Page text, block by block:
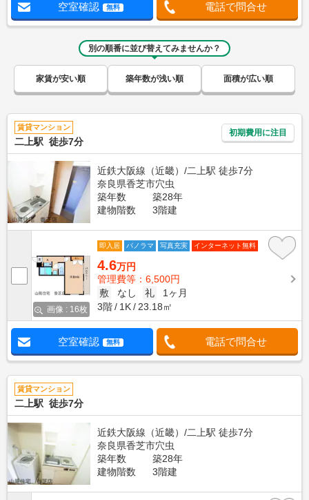
空室確認 無料 電話で問合せ
別の順番に並び替えてみませんか？
家賃が安い順 築年数が浅い順 面積が広い順
賃貸マンション
二上駅 徒歩7分
初期費用に注目
近鉄大阪線（近畿）/二上駅 徒歩7分
奈良県香芝市穴虫
築年数
築28年
建物階数
3階建
画像 : 16枚
即入居 パノラマ 写真充実 インターネット無料
4.6万円
管理費等：6,500円
敷
なし 礼
1ヶ月
3階
1K 23.18㎡
空室確認 無料 電話で問合せ
賃貸マンション
二上駅 徒歩7分
近鉄大阪線（近畿）/二上駅 徒歩7分
奈良県香芝市穴虫
築年数
築28年
建物階数
3階建